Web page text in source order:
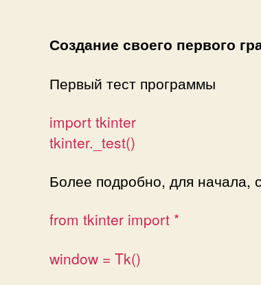
Создание своего первого
Первый тест программы
import tkinter
tkinter._test()
Более подробно, для начала,
from tkinter import *
window = Tk()